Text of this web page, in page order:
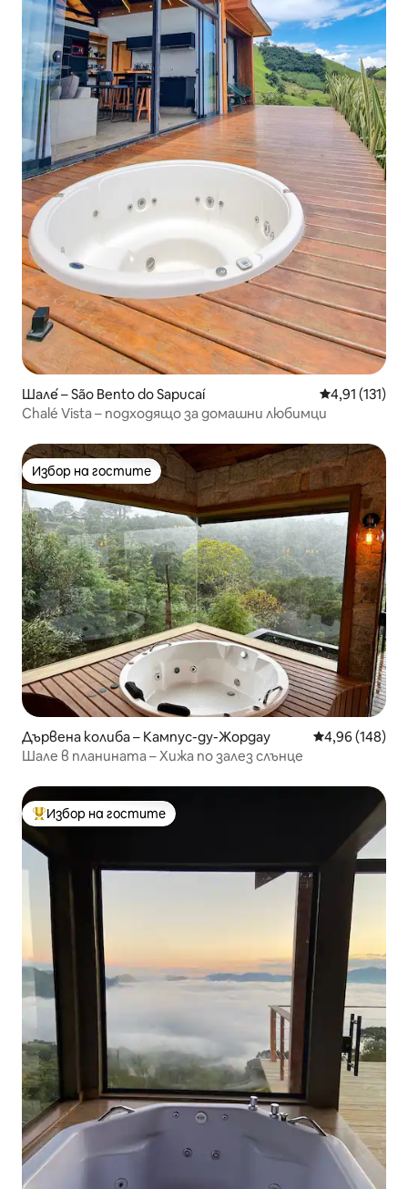
Шале́ – São Bento do Sapucaí Средна
4,91 (131)
Chalé Vista – подходящо за домашни любимци
Избор на гостите
Избор на гостите
Дървена колиба – Кампус-ду-Жордау Средна
4,96 (148)
Шале в планината – Хижа по залез слънце
Най-популярен избор на гостите
Избор на гостите